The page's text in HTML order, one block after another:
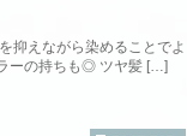
抑えながら染めることでよ
ーの持ちも◎ ツヤ髪 […]